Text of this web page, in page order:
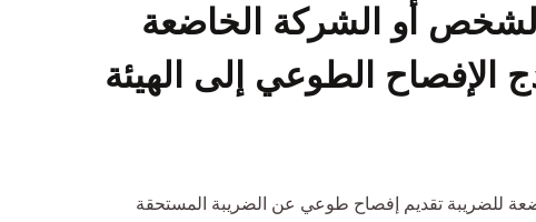
أو الشركة الخاضعة
الإفصاح الطوعي إلى الهيئة
للضريبة تقديم إفصاح طوعي عن الضريبة المستحقة